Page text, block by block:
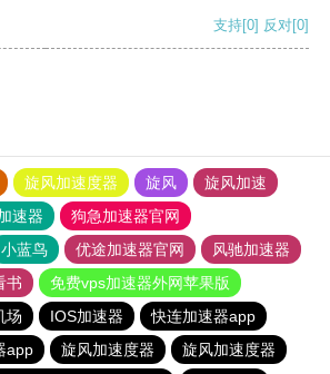
支持[0] 反对[0]
旋风加速度器 旋风
旋风加速
速器
狗急加速器官网
小蓝鸟 优途加速器官网
风驰加速器
书
免费vps加速器外网苹果版
场 IOS加速器
快连加速器app
app 旋风加速度器 旋风加速度器